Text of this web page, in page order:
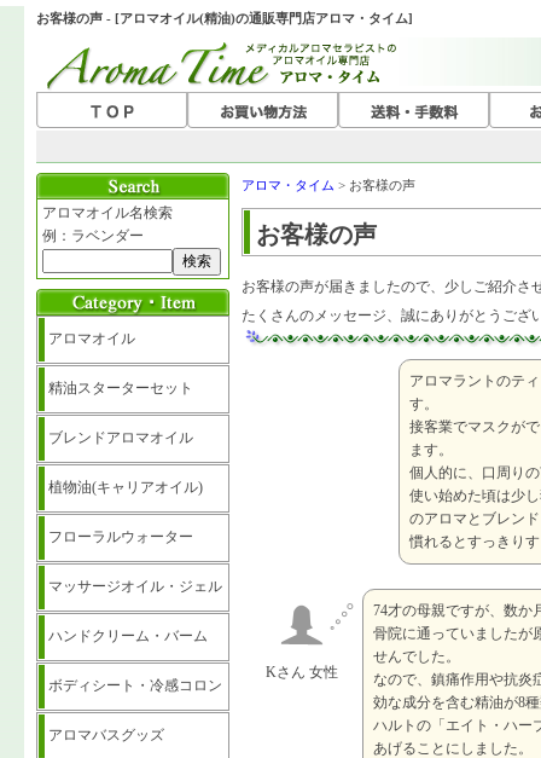
お客様の声 - [アロマオイル(精油)の通販専門店アロマ・タイム]
アロマオイル名検索
例：ラベンダー
アロマオイル
精油スターターセット
ブレンドアロマオイル
植物油(キャリアオイル)
フローラルウォーター
マッサージオイル・ジェル
ハンドクリーム・バーム
ボディシート・冷感コロン
アロマバスグッズ
アロマ・タイム > お客様の声
お客様の声
お客様の声が届きましたので、少しご紹介
たくさんのメッセージ、誠にありがとうござ
アロマラントのテ
す。
接客業でマスクが
ます。
個人的に、口周り
使い始めた頃は少
のアロマとブレン
慣れるとすっきり
Kさん 女性
74才の母親ですが、数か
骨院に通っていましたが
せんでした。
なので、鎮痛作用や抗炎
効な成分を含む精油が8
ハルトの「エイト・ハー
あげることにしました。